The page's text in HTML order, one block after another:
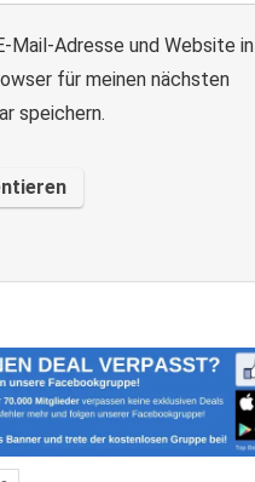
Mail-Adresse und Website in
für meinen nächsten
speichern.